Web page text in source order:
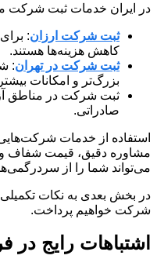
در ایران خدمات ثبت شرکت
ثبت شرکت ارزان:
کاهش هزینه‌ها هستند.
ثبت شرکت در تهران:
بزرگ‌تر و امکانات
ثبت شرکت در مناطق
صادراتی.
استفاده از خدمات شرکت‌هایی
مشاوره دقیق، قیمت شفاف و
می‌تواند شما را از
در بخش بعدی به نکات
شرکت خواهیم پرداخت.
اشتباهات رایج در